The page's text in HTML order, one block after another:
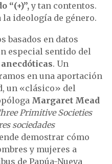
“(+)”,y tan contentos.
ideología de género.
basados en datos
especial sentido del
. Un
en una aportación
un «clásico» del
Margaret Mead
Primitive Societies
sociedades
demostrar cómo
y mujeres a
de Papúa-Nueva